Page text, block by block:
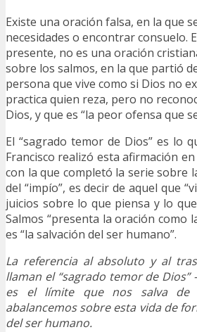
Existe una oración falsa, en la que
necesidades o encontrar consuelo.
presente, no es una oración
sobre los salmos, en la que partió
persona que vive como si Dios no
practica quien reza, pero no
Dios, y que es “la peor ofensa que
El “sagrado temor de Dios” es lo
Francisco realizó esta afirmación
con la que completó la serie sobre
del “impío”, es decir de aquel que
juicios sobre lo que piensa y lo
Salmos “presenta la oración como
es “la salvación del ser humano”.
La referencia al absoluto y al
llaman el “sagrado temor de
es el límite que nos salva de
abalancemos sobre esta vida de
del ser humano.